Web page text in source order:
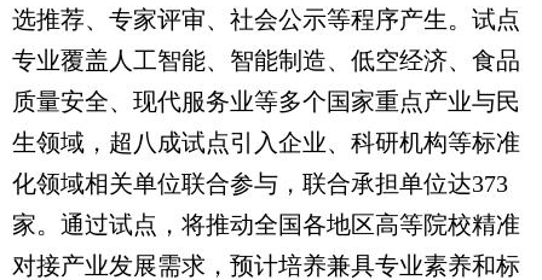
选推荐、专家评审、社会公示等程序产生。试点
专业覆盖人工智能、智能制造、低空经济、食品
质量安全、现代服务业等多个国家重点产业与民
生领域，超八成试点引入企业、科研机构等标准
化领域相关单位联合参与，联合承担单位达373
家。通过试点，将推动全国各地区高等院校精准
对接产业发展需求，预计培养兼具专业素养和标